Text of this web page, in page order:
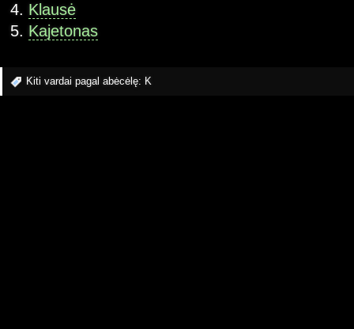
Klausė
Kajetonas
Kiti vardai pagal abėcėlę: K